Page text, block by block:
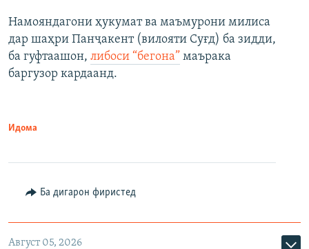
Намояндагони ҳукумат ва маъмурони милиса
дар шаҳри Панҷакент (вилояти Суғд) ба зидди,
ба гуфтаашон, либоси “бегона” маърака
баргузор кардаанд.
Идома
Ба дигарон фиристед
Август 05, 2026